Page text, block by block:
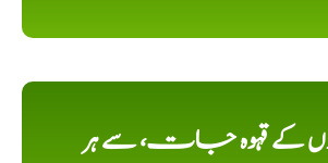
کے قہوہ جات، سے ہر